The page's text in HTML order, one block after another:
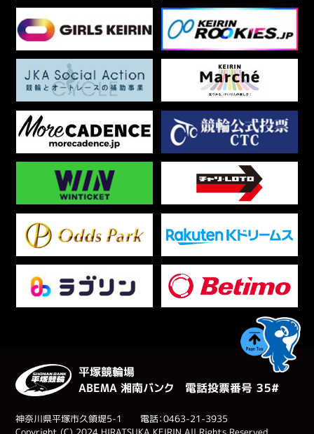
平塚競輪場
ABEMA 湘南バンク 電話投票番号 ３５#
神奈川県平塚市久領堤5-1 電話：0463-21-3935